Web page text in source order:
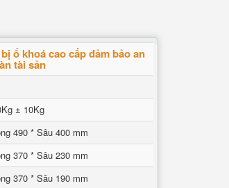
ổ khoá cao cấp đảm bảo an
tài sản
± 10Kg
490 * Sâu 400 mm
370 * Sâu 230 mm
370 * Sâu 190 mm